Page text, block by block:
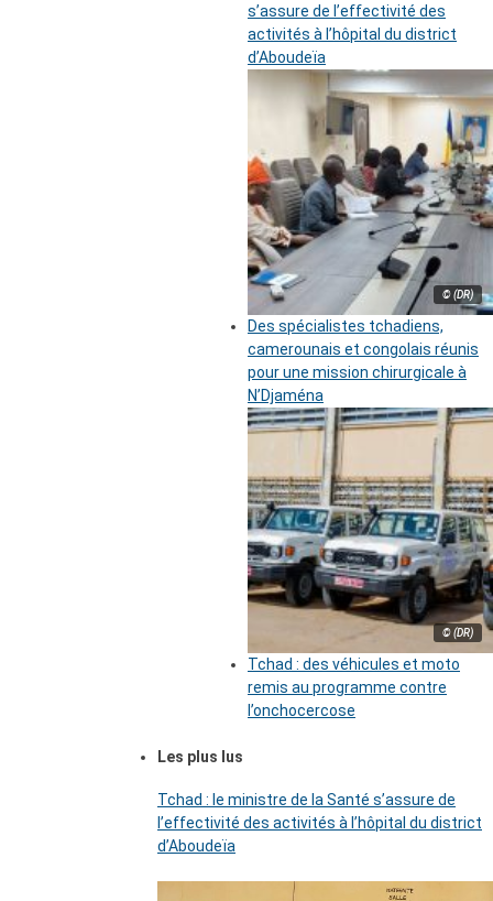
s’assure de l’effectivité des
activités à l’hôpital du district
d’Aboudeïa
© (DR)
Des spécialistes tchadiens,
camerounais et congolais réunis
pour une mission chirurgicale à
N’Djaména
© (DR)
Tchad : des véhicules et moto
remis au programme contre
l’onchocercose
Les plus lus
Tchad : le ministre de la Santé s’assure de
l’effectivité des activités à l’hôpital du district
d’Aboudeïa